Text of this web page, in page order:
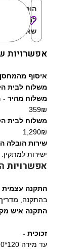
הוסף
למוצרים
שאהבתי:
אפשרויות
איסוף
משלוח לבית
משלוח מהיר -
359₪
משלוח לבית
1,290₪
שירות הובלה
ישירות למתקין.
אפשרויות
התקנה עצמית
בהתקנה,
התקנה איש
זכוכית -
עד מידה 120*60 400₪